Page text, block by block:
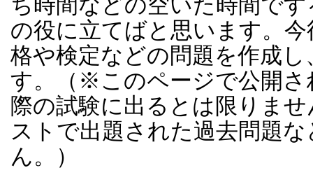
の役に立てばと思います。
格や検定などの問題を作成
す。（※このページで公開さ
際の試験に出るとは限りま
ストで出題された過去問題
ん。）